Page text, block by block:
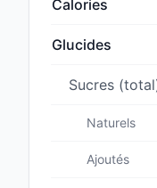
Calories
Glucides
Sucres
Naturels
Ajoutés